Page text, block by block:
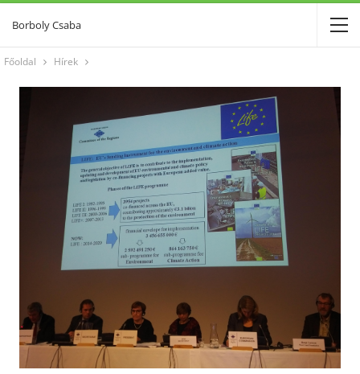
Borboly Csaba
Főoldal Hírek